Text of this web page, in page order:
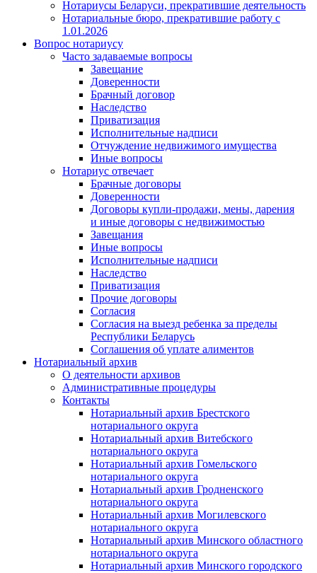
Нотариусы Беларуси, прекратившие деятельность
Нотариальные бюро, прекратившие работу с
1.01.2026
Вопрос нотариусу
Часто задаваемые вопросы
Завещание
Доверенности
Брачный договор
Наследство
Приватизация
Исполнительные надписи
Отчуждение недвижимого имущества
Иные вопросы
Нотариус отвечает
Брачные договоры
Доверенности
Договоры купли-продажи, мены, дарения
и иные договоры с недвижимостью
Завещания
Иные вопросы
Исполнительные надписи
Наследство
Приватизация
Прочие договоры
Согласия
Согласия на выезд ребенка за пределы
Республики Беларусь
Соглашения об уплате алиментов
Нотариальный архив
О деятельности архивов
Административные процедуры
Контакты
Нотариальный архив Брестского
нотариального округа
Нотариальный архив Витебского
нотариального округа
Нотариальный архив Гомельского
нотариального округа
Нотариальный архив Гродненского
нотариального округа
Нотариальный архив Могилевского
нотариального округа
Нотариальный архив Минского областного
нотариального округа
Нотариальный архив Минского городского